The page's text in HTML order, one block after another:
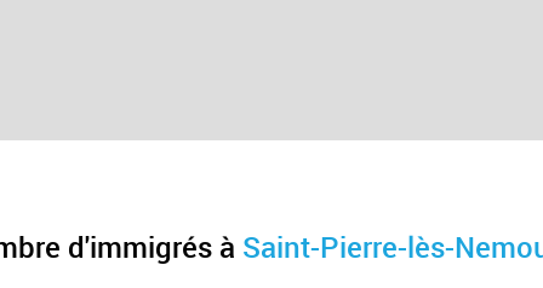
d'immigrés à Saint-Pierre-lès-